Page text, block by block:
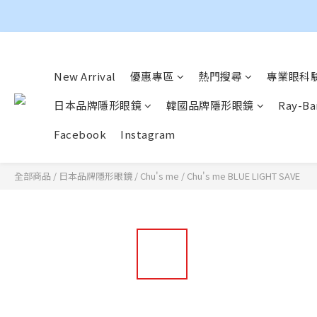
New Arrival 優惠專區 熱門搜尋
專業眼科
日本品牌隱形眼鏡
韓國品牌隱形眼鏡
Ray-
Facebook
Instagram
全部商品 / 日本品牌隱形眼鏡 / Chu's me / Chu's me BLUE LIGHT SAVE